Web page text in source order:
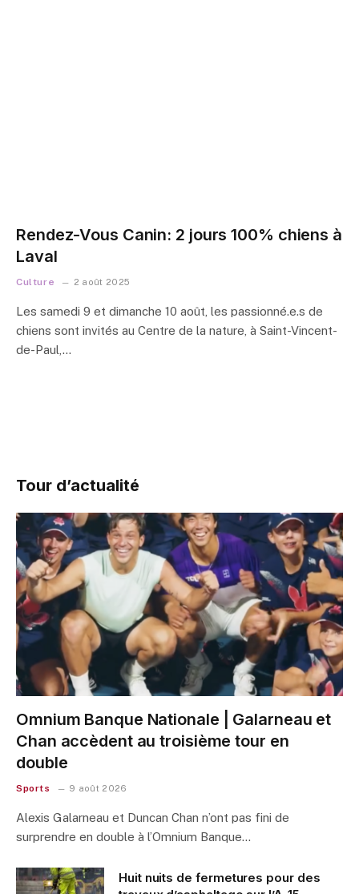
Rendez-Vous Canin: 2 jours 100% chiens à
Laval
Culture 2 août 2025
Les samedi 9 et dimanche 10 août, les passionné.e.s de
chiens sont invités au Centre de la nature, à Saint-Vincent-
de-Paul,…
Tour d’actualité
Omnium Banque Nationale | Galarneau et
Chan accèdent au troisième tour en
double
Sports 9 août 2026
Alexis Galarneau et Duncan Chan n’ont pas fini de
surprendre en double à l’Omnium Banque…
Huit nuits de fermetures pour des